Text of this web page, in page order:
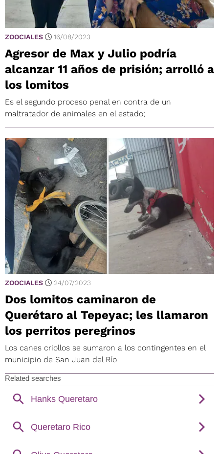
ZOOCIALES 16/08/2023
Agresor de Max y Julio podría
alcanzar 11 años de prisión; arrolló a
los lomitos
Es el segundo proceso penal en contra de un
maltratador de animales en el estado;
ZOOCIALES 24/07/2023
Dos lomitos caminaron de
Querétaro al Tepeyac; les llamaron
los perritos peregrinos
Los canes criollos se sumaron a los contingentes en el
municipio de San Juan del Río